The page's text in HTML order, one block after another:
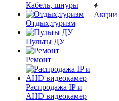
Кабель, шнуры
Отдых,туризм
Пульты ДУ
Ремонт
Распродажа IP и
AHD видеокамер
Акции